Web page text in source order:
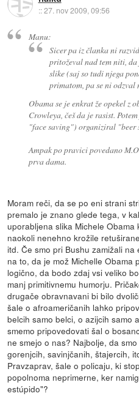
::27. nov 2009, 09:56
Manu:
Sicer pa iz članka ni
pritoževal nad tem niti,
slike (saj so tudi njega
primatom, pa se ni odzval
Obama se je enkrat že opekel z
Crowleya, češ da je rasist.
"face saving") organiziral "beer
Ampak po pravici povedano
prva dama.
Moram reči, da se po eni strani
premalo je znano glede tega, v
uporabljena slika Michele
naokoli nenehno krožile
itd. Če smo pri Bushu zamižali
na to, da je mož Michelle Obama
logično, da bodo zdaj vsi veliko
manj primitivnemu humorju.
drugače obravnavani bi bilo
šale o afroameričanih lahko
belcih samo belci, o azijcih samo
smemo pripovedovati šal o
ne smejo o nas? Najbolje, da
gorenjcih, savinjčanih, štajercih,
Pravzaprav, šale o policaju, ki
popolnoma neprimerne, ker
estúpido"?